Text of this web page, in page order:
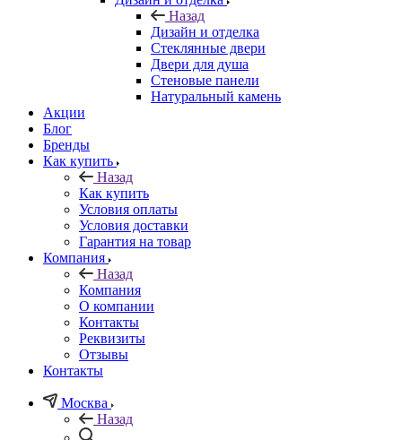
Назад
Дизайн и отделка
Стеклянные двери
Двери для душа
Стеновые панели
Натуральный камень
Акции
Блог
Бренды
Как купить
Назад
Как купить
Условия оплаты
Условия доставки
Гарантия на товар
Компания
Назад
Компания
О компании
Контакты
Реквизиты
Отзывы
Контакты
Москва
Назад